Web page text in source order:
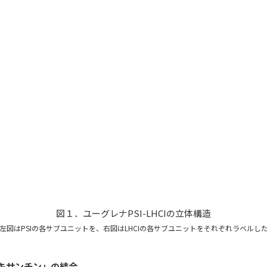
図１．ユーグレナPSI-LHCIの立体構造
左図はPSIの各サブユニットを、右図はLHCIの各サブユニットをそれぞれラベルし